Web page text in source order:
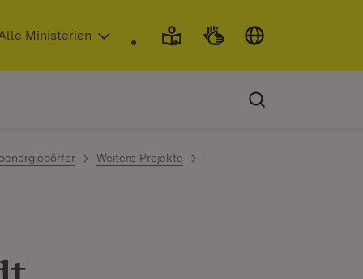
neuem Fenster)
Ministerien
Weitere Projekte